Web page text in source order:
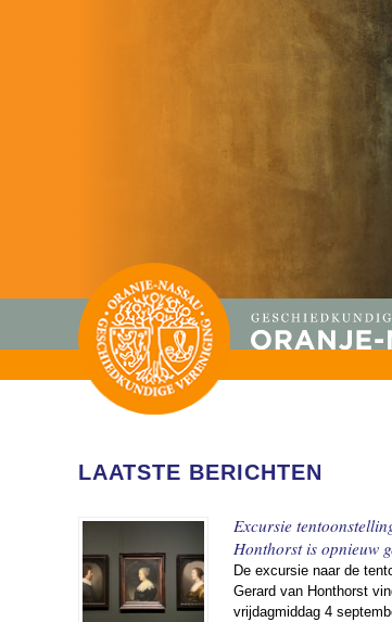
LAATSTE BERICHTEN
Excursie
Honthorst is opnieuw
De excursie naar de
Gerard van Honthorst
vrijdagmiddag 4